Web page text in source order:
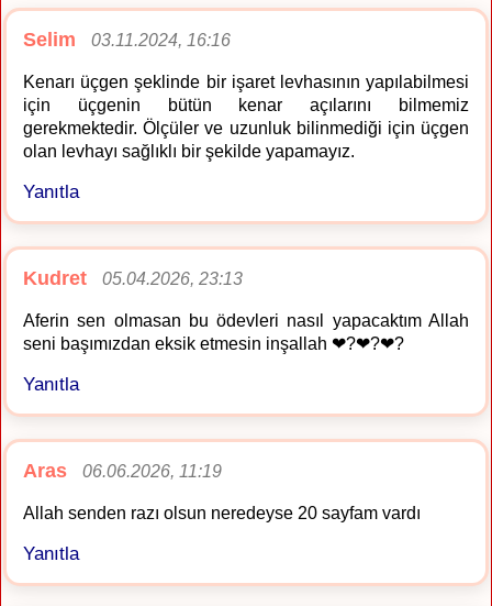
Selim 03.11.2024, 16:16
Kenarı üçgen şeklinde bir işaret levhasının yapılabilmesi
için üçgenin bütün kenar açılarını bilmemiz
gerekmektedir. Ölçüler ve uzunluk bilinmediği için üçgen
olan levhayı sağlıklı bir şekilde yapamayız.
Yanıtla
Kudret 05.04.2026, 23:13
Aferin sen olmasan bu ödevleri nasıl yapacaktım Allah
seni başımızdan eksik etmesin inşallah ❤?❤?❤?
Yanıtla
Aras 06.06.2026, 11:19
Allah senden razı olsun neredeyse 20 sayfam vardı
Yanıtla